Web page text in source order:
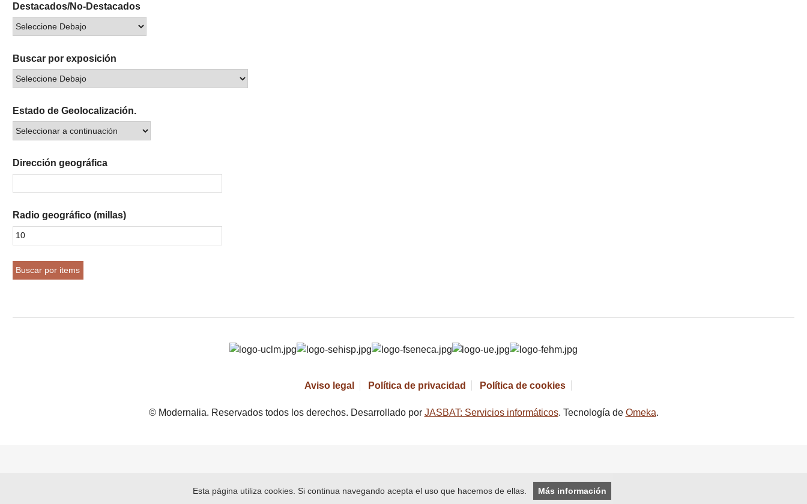
Destacados/No-Destacados
Buscar por exposición
Estado de Geolocalización.
Dirección geográfica
Radio geográfico (millas)
Aviso legal Política de privacidad Política de cookies
© Modernalia. Reservados todos los derechos. Desarrollado por JASBAT: Servicios informáticos. Tecnología de Omeka.
Esta página utiliza cookies. Si continua navegando acepta el uso que hacemos de ellas. Más información